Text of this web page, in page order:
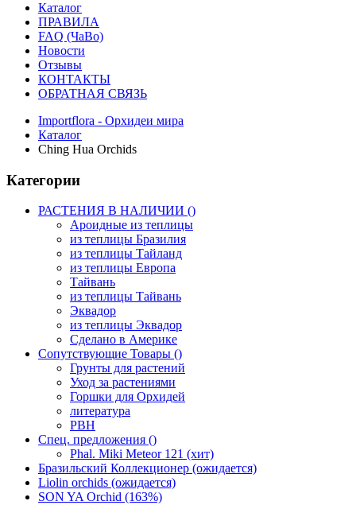
Каталог
ПРАВИЛА
FAQ (ЧаВо)
Новости
Отзывы
КОНТАКТЫ
ОБРАТНАЯ СВЯЗЬ
Importflora - Орхидеи мира
Каталог
Ching Hua Orchids
Категории
РАСТЕНИЯ В НАЛИЧИИ ()
Ароидные из теплицы
из теплицы Бразилия
из теплицы Тайланд
из теплицы Европа
Тайвань
из теплицы Тайвань
Эквадор
из теплицы Эквадор
Сделано в Америке
Сопутствующие Товары ()
Грунты для растений
Уход за растениями
Горшки для Орхидей
литература
РВН
Спец. предложения ()
Phal. Miki Meteor 121 (хит)
Бразильский Коллекционер (ожидается)
Liolin orchids (ожидается)
SON YA Orchid (163%)